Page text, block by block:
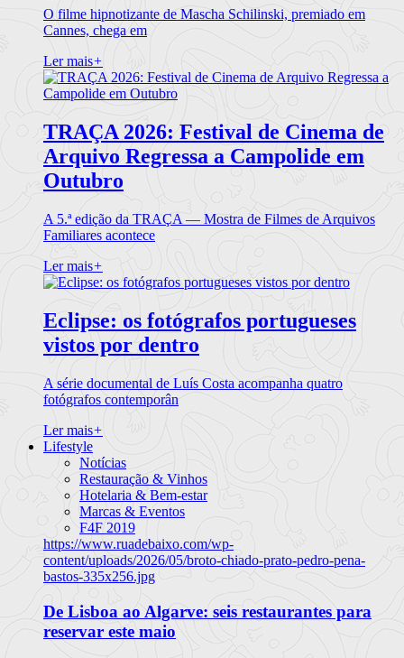
O filme hipnotizante de Mascha Schilinski, premiado em
Cannes, chega em
Ler mais+
TRAÇA 2026: Festival de Cinema de
Arquivo Regressa a Campolide em
Outubro
A 5.ª edição da TRAÇA — Mostra de Filmes de Arquivos
Familiares acontece
Ler mais+
Eclipse: os fotógrafos portugueses
vistos por dentro
A série documental de Luís Costa acompanha quatro
fotógrafos contemporân
Ler mais+
Lifestyle
Notícias
Restauração & Vinhos
Hotelaria & Bem-estar
Marcas & Eventos
F4F 2019
https://www.ruadebaixo.com/wp-
content/uploads/2026/05/broto-chiado-prato-pedro-pena-
bastos-335x256.jpg
De Lisboa ao Algarve: seis restaurantes para
reservar este maio